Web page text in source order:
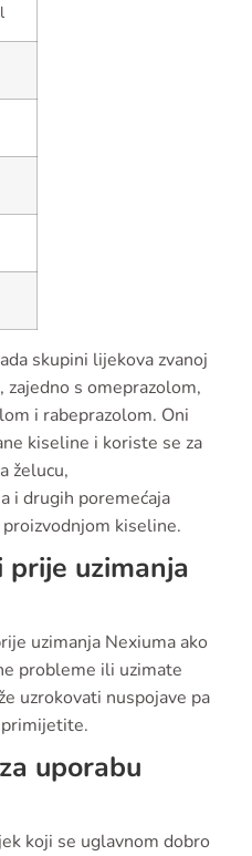
skupini lijekova zvanoj
s omeprazolom,
i rabeprazolom. Oni
kiseline i koriste se za
želucu,
i drugih poremećaja
kiseline.
uzimanja
uzimanja Nexiuma ako
probleme ili uzimate
uzrokovati nuspojave pa
uporabu
koji se uglavnom dobro